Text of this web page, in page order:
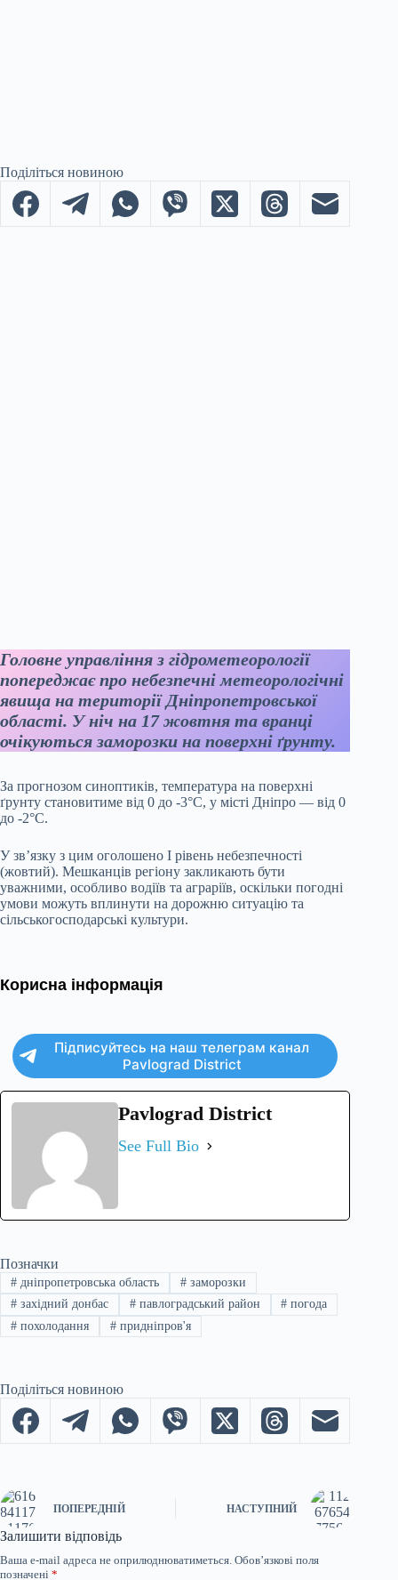
Поділіться новиною
Головне управління з гідрометеорології
попереджає про небезпечні метеорологічні
явища на території Дніпропетровської
області. У ніч на 17 жовтня та вранці
очікуються заморозки на поверхні ґрунту.
За прогнозом синоптиків, температура на поверхні
ґрунту становитиме від 0 до -3°C, у місті Дніпро — від 0
до -2°C.
У зв’язку з цим оголошено I рівень небезпечності
(жовтий). Мешканців регіону закликають бути
уважними, особливо водіїв та аграріїв, оскільки погодні
умови можуть вплинути на дорожню ситуацію та
сільськогосподарські культури.
Корисна інформація
Підписуйтесь на наш телеграм канал
Pavlograd District
Pavlograd District
See Full Bio
Позначки
#дніпропетровська область #заморозки
#західний донбас #павлоградський район # погода
#похолодання #придніпров'я
Поділіться новиною
ПОПЕРЕДНІЙ НАСТУПНИЙ
Залишити відповідь
Ваша e-mail адреса не оприлюднюватиметься. Обов’язкові поля
позначені *